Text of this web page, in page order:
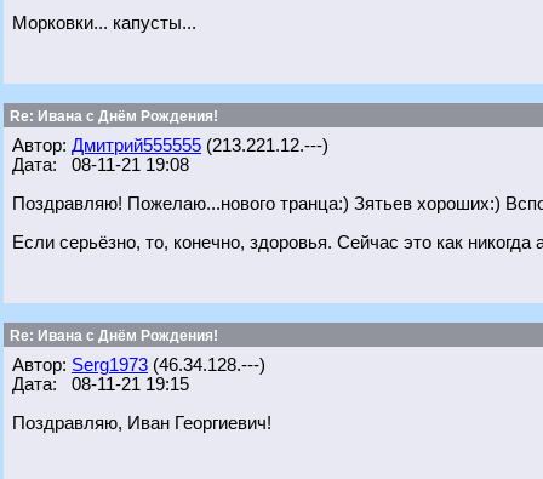
Морковки... капусты...
Re: Ивана с Днём Рождения!
Автор: Дмитрий555555 (213.221.12.---)
Дата: 08-11-21 19:08
Поздравляю! Пожелаю...нового транца:) Зятьев хороших:)
Если серьёзно, то, конечно, здоровья. Сейчас это как никогда
Re: Ивана с Днём Рождения!
Автор: Serg1973 (46.34.128.---)
Дата: 08-11-21 19:15
Поздравляю, Иван Георгиевич!